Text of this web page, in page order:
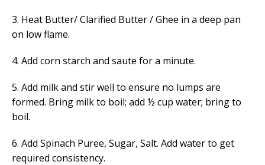
3. Heat Butter/ Clarified Butter / Ghee in a deep pan
on low flame.
4. Add corn starch and saute for a minute.
5. Add milk and stir well to ensure no lumps are
formed. Bring milk to boil; add ½ cup water; bring to
boil.
6. Add Spinach Puree, Sugar, Salt. Add water to get
required consistency.